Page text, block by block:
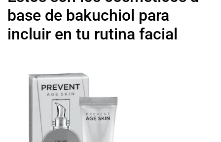
base de bakuchiol para
incluir en tu rutina facial